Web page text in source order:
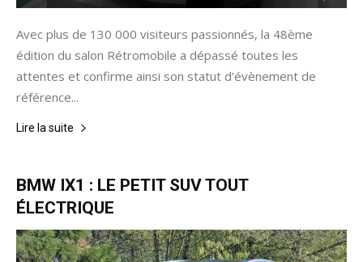
Avec plus de 130 000 visiteurs passionnés, la 48ème
édition du salon Rétromobile a dépassé toutes les
attentes et confirme ainsi son statut d’évènement de
référence...
Lire la suite
BMW IX1 : LE PETIT SUV TOUT
ÉLECTRIQUE